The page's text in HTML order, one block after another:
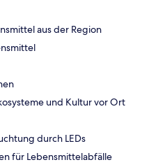
aus der Region
und Kultur vor Ort
durch LEDs
für Lebensmittelabfälle